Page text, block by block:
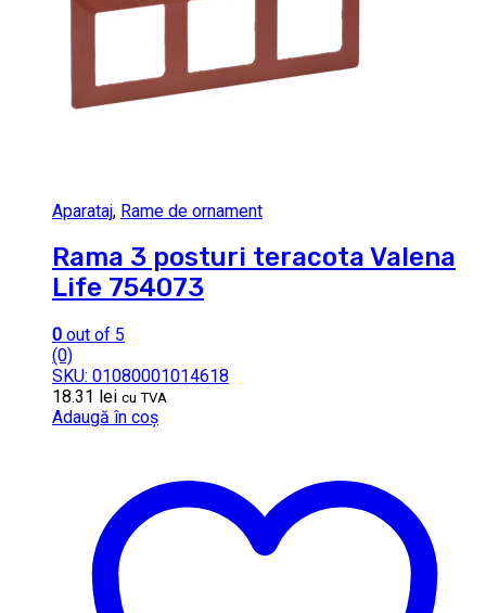
Aparataj, Rame de ornament
Rama 3 posturi teracota Valena
Life 754073
0 out of 5
(0)
SKU: 01080001014618
18.31 lei cu TVA
Adaugă în coș